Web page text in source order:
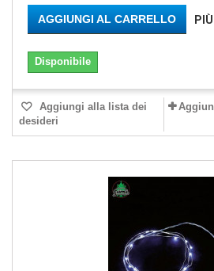
AGGIUNGI AL CARRELLO PIÙ
Disponibile
Aggiungi alla lista dei
desideri